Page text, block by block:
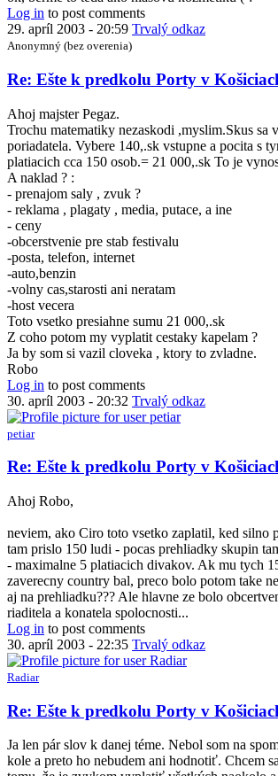
by
7110156064
Re:
Ešte
k
predkole
Porty
v
-
by
Anonymný
(bez
overenia)
Log in to post comments
29. apríl 2003 - 20:59 Trvalý odkaz
Anonymný (bez overenia)
In
reply
to
Re:
Ešte
k
predkolu
Porty
Košiciach
by
Anonymný
(bez
overenia)
Re: Ešte k predkolu Porty v
Ahoj majster Pegaz.
Trochu matematiky nezaskodi ,myslim.Skus sa
poriadatela. Vybere 140,.sk vstupne a pocita s
platiacich cca 150 osob.= 21 000,.sk To je
A naklad ? :
- prenajom saly , zvuk ?
- reklama , plagaty , media, putace, a ine
- ceny
-obcerstvenie pre stab festivalu
-posta, telefon, internet
-auto,benzin
-volny cas,starosti ani neratam
-host vecera
Toto vsetko presiahne sumu 21 000,.sk
Z coho potom my vyplatit cestaky kapelam ?
Ja by som si vazil cloveka , ktory to zvladne.
Robo
Log in to post comments
30. apríl 2003 - 20:32 Trvalý odkaz
petiar
In
reply
to
Re:
Ešte
k
predkolu
Porty
v
Košiciach
-
by
Anonymný
(bez
overenia)
Re: Ešte k predkolu Porty v
Ahoj Robo,
neviem, ako Ciro toto vsetko zaplatil, ked silno
tam prislo 150 ludi - pocas prehliadky skupin
- maximalne 5 platiacich divakov. Ak mu tych
zaverecny country bal, preco bolo potom take
aj na prehliadku??? Ale hlavne ze bolo
riaditela a konatela spolocnosti...
Log in to post comments
30. apríl 2003 - 22:35 Trvalý odkaz
Radiar
In
reply
to
Re:
Ešte
Re: Ešte k predkolu Porty v
Ja len pár slov k danej téme. Nebol som na
kole a preto ho nebudem ani hodnotiť. Chcem